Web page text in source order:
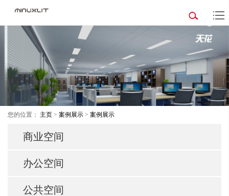
您的位置： 主页 > 案例展示 > 案例展示
商业空间
办公空间
公共空间